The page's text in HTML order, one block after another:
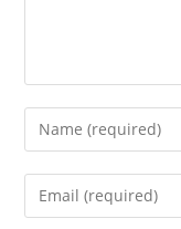
Enter
your
name
Enter
your